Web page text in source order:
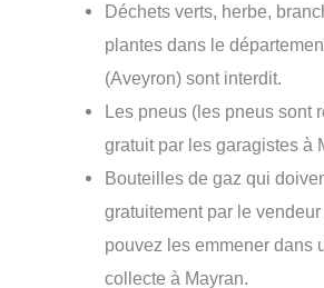
Déchets verts, herbe,
plantes dans le
(Aveyron) sont interdit.
Les pneus (les pneus sont
gratuit par les garagistes à
Bouteilles de gaz qui
gratuitement par le
pouvez les emmener dans
collecte à Mayran.